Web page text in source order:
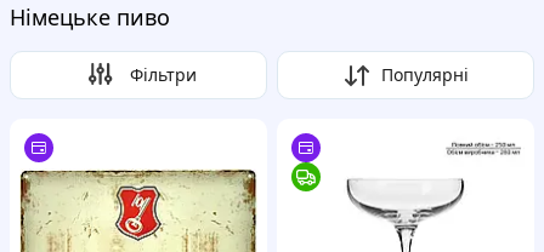
Німецьке пиво
Фільтри Популярні